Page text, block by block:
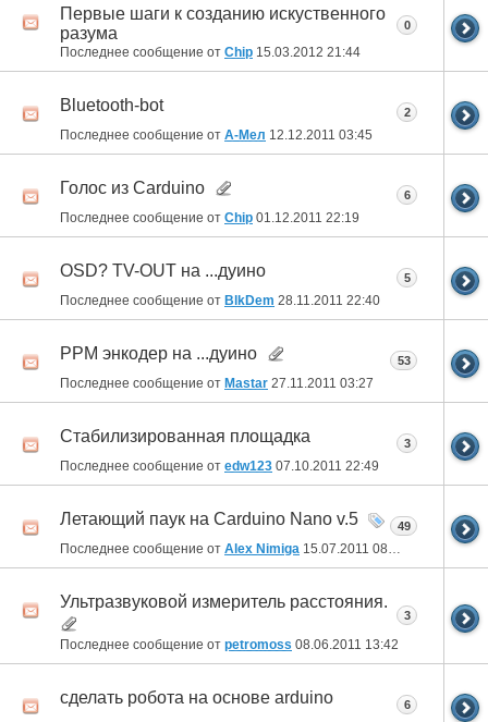
Первые шаги к созданию искуственного
разума
Последнее сообщение от Chip 15.03.2012 21:44
0
Bluetooth-bot
Последнее сообщение от А-Мел 12.12.2011 03:45
2
Голос из Carduino
Последнее сообщение от Chip 01.12.2011 22:19
6
OSD? TV-OUT на ...дуино
Последнее сообщение от BlkDem 28.11.2011 22:40
5
PPM энкодер на ...дуино
Последнее сообщение от Mastar 27.11.2011 03:27
53
Стабилизированная площадка
Последнее сообщение от edw123 07.10.2011 22:49
3
Летающий паук на Carduino Nano v.5
Последнее сообщение от Alex Nimiga 15.07.2011 08:21
49
Ультразвуковой измеритель расстояния.
Последнее сообщение от petromoss 08.06.2011 13:42
3
сделать робота на основе arduino 6